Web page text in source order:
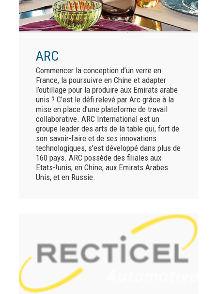
ARC
Commencer la conception d’un verre en
France, la poursuivre en Chine et adapter
l’outillage pour la produire aux Emirats arabe
unis ? C’est le défi relevé par Arc grâce à la
mise en place d’une plateforme de travail
collaborative. ARC International est un
groupe leader des arts de la table qui, fort de
son savoir-faire et de ses innovations
technologiques, s’est développé dans plus de
160 pays. ARC possède des filiales aux
Etats-!unis, en Chine, aux Emirats Arabes
Unis, et en Russie.